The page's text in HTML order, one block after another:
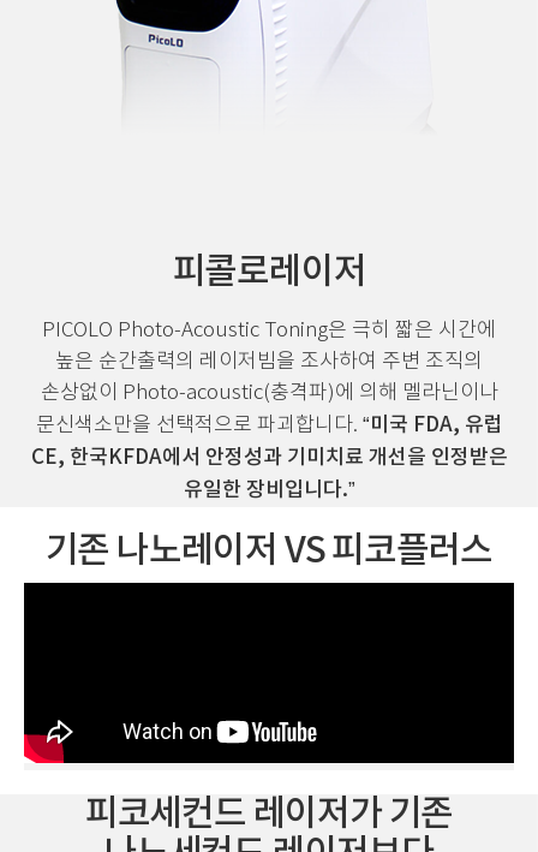
피콜로레이저
PICOLO Photo-Acoustic Toning은 극히 짧은 시간에
높은 순간출력의 레이저빔을 조사하여 주변 조직의
손상없이 Photo-acoustic(충격파)에 의해 멜라닌이나
문신색소만을 선택적으로 파괴합니다. “미국 FDA, 유럽
CE, 한국KFDA에서 안정성과 기미치료 개선을 인정받은
유일한 장비입니다.”
기존 나노레이저 VS 피코플러스
피코세컨드 레이저가 기존